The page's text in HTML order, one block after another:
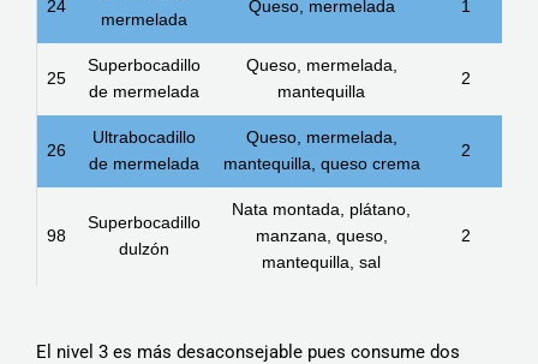
24
mermelada
Queso, mermelada 1
25
Superbocadillo
de mermelada
Queso, mermelada,
mantequilla
2
26
Ultrabocadillo
de mermelada
Queso, mermelada,
mantequilla, queso crema
2
98
Superbocadillo
dulzón
Nata montada, plátano,
manzana, queso,
mantequilla, sal
2
El nivel 3 es más desaconsejable pues consume dos